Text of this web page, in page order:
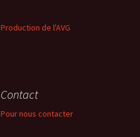
Production de l'AVG
Contact
Pour nous contacter